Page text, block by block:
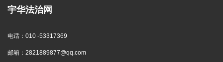
宇华法治网
电话： 010 -53317369
邮箱： 2821889877@qq.com